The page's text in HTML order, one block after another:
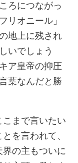
ろにつながっ
リオニール」
地上に残され
いでしょう
ア皇帝の抑圧
葉なんだと勝
こまで言いたい
とを言われて、
界の主もついに